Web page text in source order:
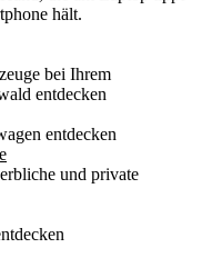
bei Ihrem
entdecken
entdecken
und private